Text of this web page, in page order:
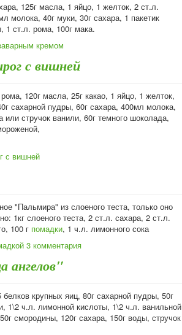
125г масла, 1 яйцо, 1 желток, 2 ст.л.
молока, 40г муки, 30г сахара, 1 пакетик
1 ст.л. рома, 100г мака.
кремом
с вишней
120г масла, 25г какао, 1 яйцо, 1 желток,
сахарной пудры, 60г сахара, 400мл молока,
или стручок ванили, 60г темного шоколада,
с вишней
"Пальмира" из слоеного теста, только оно
1кг слоеного теста, 2 ст.л. сахара, 2 ст.л.
100 г помадки, 1 ч.л. лимонного сока
3 комментария
ангелов"
крупных яиц, 80г сахарной пудры, 50г
1\2 ч.л. лимонной кислоты, 1\2 ч.л. ванильной
смородины, 120г сахара, 150г воды, стручок